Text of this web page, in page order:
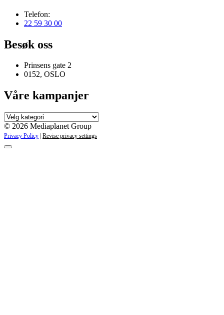
Telefon:
22 59 30 00
Besøk oss
Prinsens gate 2
0152, OSLO
Våre kampanjer
Våre
kampanjer
© 2026 Mediaplanet Group
Privacy Policy Revise privacy settings